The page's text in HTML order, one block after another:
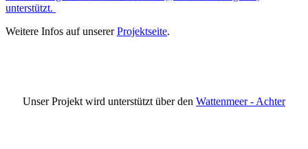
unterstützt.
Weitere Infos auf unsererProjektseite.
Unser Projekt wird unterstützt über den Wattenmeer - Achter